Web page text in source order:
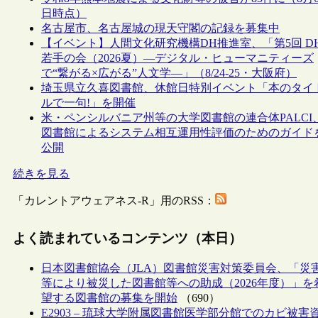
日時点）
名古屋市、名古屋城の現天守閣の記録を募集中
【イベント】人間文化研究機構DH推進室、「第5回
若手の会（2026夏）―デジタル・ヒューマニティーズ
で“繋がる×広がる”人文学―」（8/24-25・大阪府）
埼玉県立久喜図書館、休館日特別イベント「本のタイ
ルで一句!」を開催
米・ペンシルバニア州等の大学図書館の連合体PALCI、
図書館によるシステム相互運用性評価のためのガイド
公開
続きを見る
「カレントアウェアネス-R」用のRSS：
よく読まれているコンテンツ（本日）
日本図書館協会（JLA）図書館災害対策委員会、「災
等により被災した図書館等への助成（2026年度）」を
望する図書館の募集を開始 （690）
E2903 – 琉球大学附属図書館医学部分館でのカビ被害